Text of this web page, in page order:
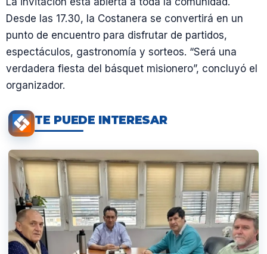
Desde las 17.30, la Costanera se convertirá en un
punto de encuentro para disfrutar de partidos,
espectáculos, gastronomía y sorteos. “Será una
verdadera fiesta del básquet misionero”, concluyó el
organizador.
TE PUEDE INTERESAR